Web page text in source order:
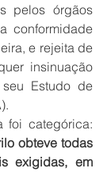
pelos órgãos
conformidade
e rejeita de
insinuação
Estudo de
foi categórica:
obteve todas
exigidas, em